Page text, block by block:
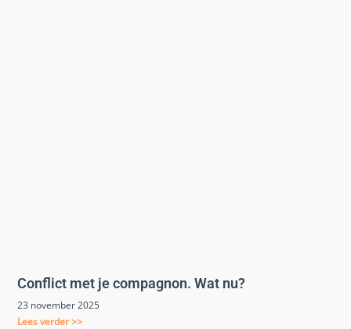
Conflict met je compagnon. Wat nu?
23 november 2025
Lees verder >>